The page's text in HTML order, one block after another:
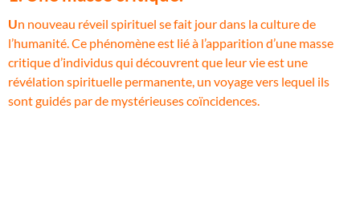
Un nouveau réveil spirituel se fait jour dans la culture de
l’humanité. Ce phénomène est lié à l’apparition d’une masse
critique d’individus qui découvrent que leur vie est une
révélation spirituelle permanente, un voyage vers lequel ils
sont guidés par de mystérieuses coïncidences.